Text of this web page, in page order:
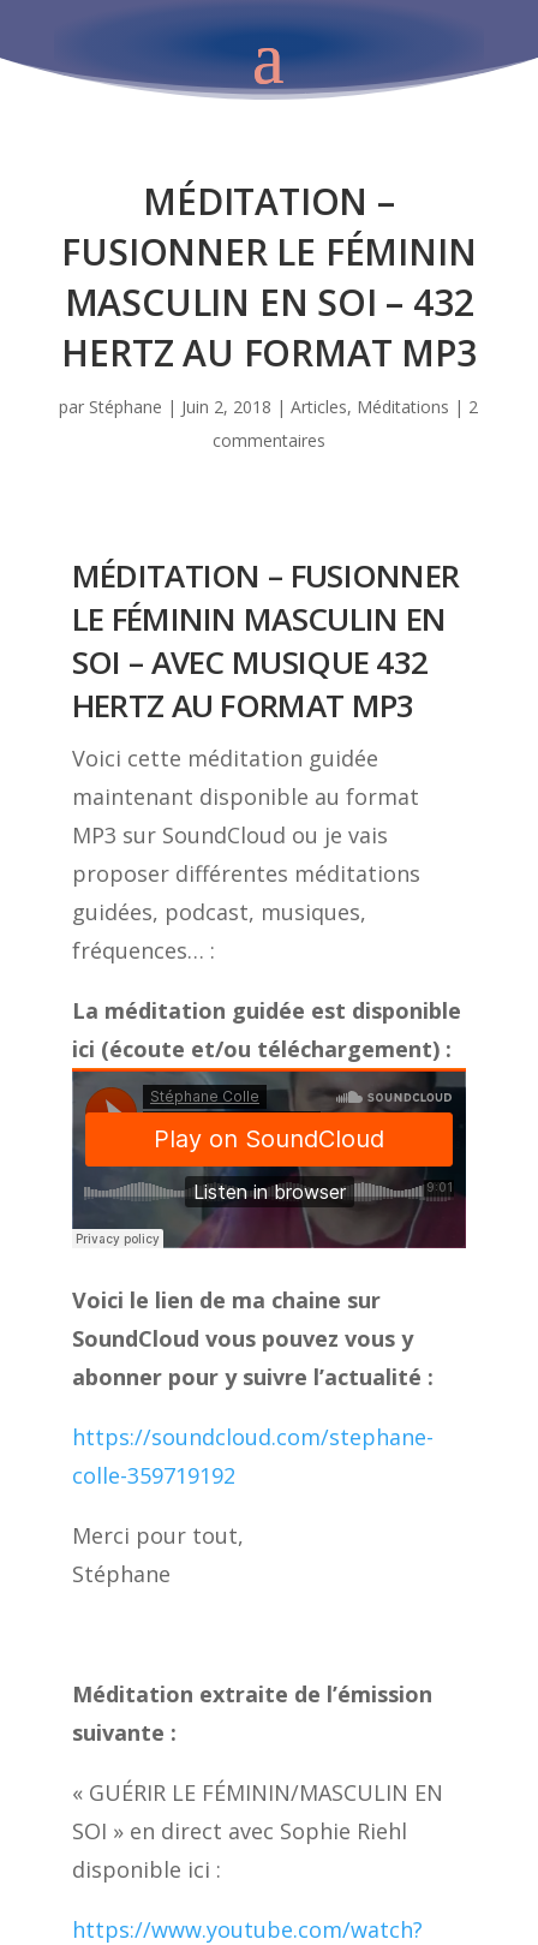
MÉDITATION –
FUSIONNER LE FÉMININ
MASCULIN EN SOI – 432
HERTZ AU FORMAT MP3
par Stéphane | Juin 2, 2018 |Articles, Méditations | 2
commentaires
MÉDITATION – FUSIONNER
LE FÉMININ MASCULIN EN
SOI – AVEC MUSIQUE 432
HERTZ AU FORMAT MP3
Voici cette méditation guidée
maintenant disponible au format
MP3 sur SoundCloud ou je vais
proposer différentes méditations
guidées, podcast, musiques,
fréquences… :
La méditation guidée est disponible
ici (écoute et/ou téléchargement) :
Voici le lien de ma chaine sur
SoundCloud vous pouvez vous y
abonner pour y suivre l’actualité :
https://soundcloud.com/stephane-
colle-359719192
Merci pour tout,
Stéphane
Méditation extraite de l’émission
suivante :
« GUÉRIR LE FÉMININ/MASCULIN EN
SOI » en direct avec Sophie Riehl
disponible ici :
https://www.youtube.com/watch?